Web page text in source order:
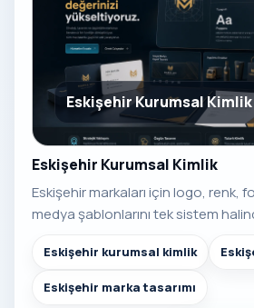
Eskişehir Kurumsal Kimlik
Eskişehir Kurumsal Kimlik
Eskişehir markaları için logo, renk,
medya şablonlarını tek sistem
Eskişehir kurumsal kimlik
Eskişehir marka tasarımı